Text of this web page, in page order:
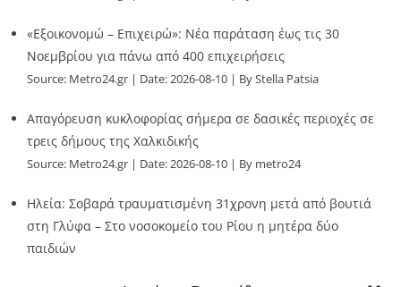
«Εξοικονομώ – Επιχειρώ»: Νέα παράταση έως τις 30
Νοεμβρίου για πάνω από 400 επιχειρήσεις
Source: Metro24.gr Date: 2026-08-10 By Stella Patsia
Απαγόρευση κυκλοφορίας σήμερα σε δασικές περιοχές σε
τρεις δήμους της Χαλκιδικής
Source: Metro24.gr Date: 2026-08-10 By metro24
Ηλεία: Σοβαρά τραυματισμένη 31χρονη μετά από βουτιά
στη Γλύφα – Στο νοσοκομείο του Ρίου η μητέρα δύο
παιδιών